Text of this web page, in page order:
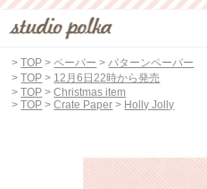
>TOP >ペーパー >パターンペーパー
>TOP > 12月6日22時から発売
>TOP >Christmas item
>TOP >Crate Paper > Holly Jolly